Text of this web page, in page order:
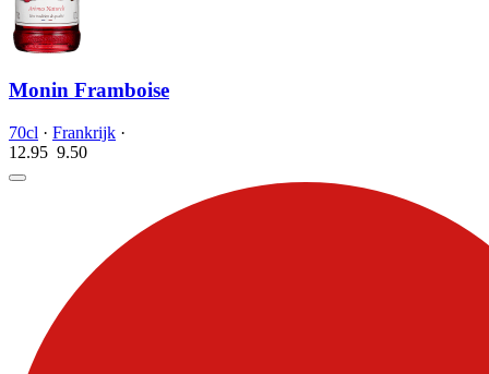
Monin Framboise
70cl · Frankrijk ·
12.95 9.50